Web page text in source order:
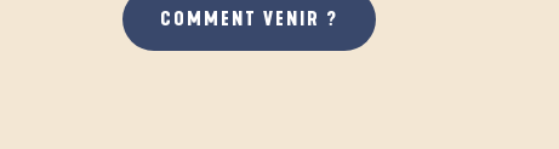
COMMENT VENIR ?